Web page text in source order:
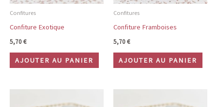
Confitures
Confiture Exotique
5,70€
AJOUTER AU PANIER
Confitures
Confiture Framboises
5,70€
AJOUTER AU PANIER